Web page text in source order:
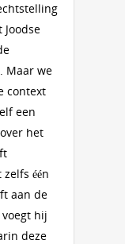
Joodse
Maar we
context
een
het
één
aan de
hij
deze